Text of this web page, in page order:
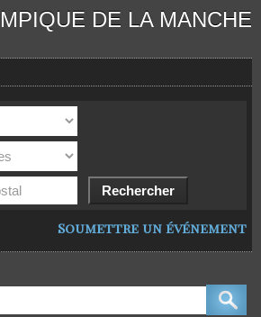
DE LA MANCHE
Soumettre un événement